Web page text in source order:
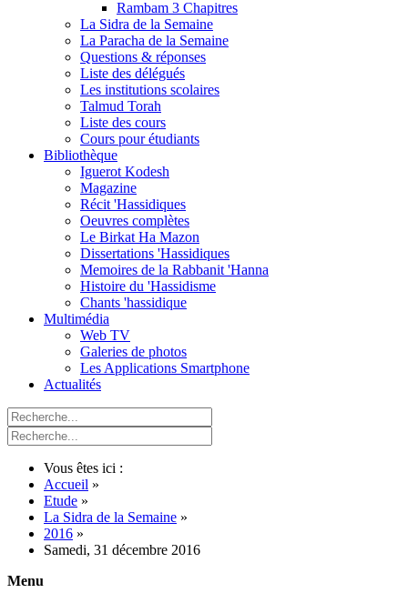
Rambam 3 Chapitres
La Sidra de la Semaine
La Paracha de la Semaine
Questions & réponses
Liste des délégués
Les institutions scolaires
Talmud Torah
Liste des cours
Cours pour étudiants
Bibliothèque
Iguerot Kodesh
Magazine
Récit 'Hassidiques
Oeuvres complètes
Le Birkat Ha Mazon
Dissertations 'Hassidiques
Memoires de la Rabbanit 'Hanna
Histoire du 'Hassidisme
Chants 'hassidique
Multimédia
Web TV
Galeries de photos
Les Applications Smartphone
Actualités
Vous êtes ici :
Accueil »
Etude »
La Sidra de la Semaine »
2016 »
Samedi, 31 décembre 2016
Menu